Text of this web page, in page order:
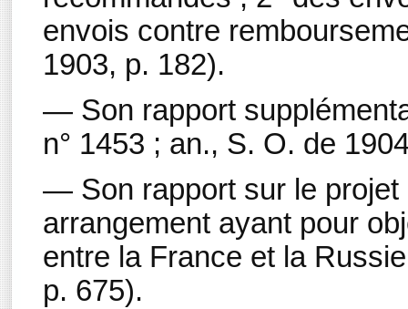
envois contre
1903, p. 182).
— Son rapport
n° 1453 ; an., S. O. de
— Son rapport sur le projet
arrangement ayant pour
entre la France et la
p. 675).